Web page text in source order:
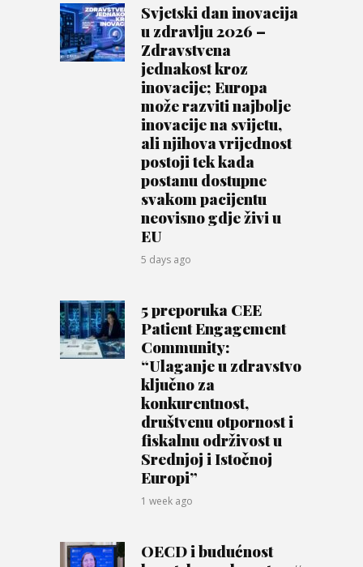
Svjetski dan inovacija
u zdravlju 2026 –
Zdravstvena
jednakost kroz
inovacije; Europa
može razviti najbolje
inovacije na svijetu,
ali njihova vrijednost
postoji tek kada
postanu dostupne
svakom pacijentu
neovisno gdje živi u
EU
5 days ago
5 preporuka CEE
Patient Engagement
Community:
“Ulaganje u zdravstvo
ključno za
konkurentnost,
društvenu otpornost i
fiskalnu održivost u
Srednjoj i Istočnoj
Europi”
1 week ago
OECD i budućnost